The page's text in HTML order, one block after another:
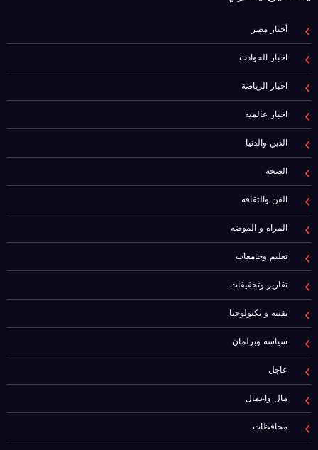
أخبار مصر
اخبار الحوادث
اخبار الرياضة
اخبار عالميه
الدين والدنيا
الصحة
الفن والثقافه
المراه و الموضه
تعليم وجامعات
تقارير وتحقيقات
تقنية و تكنولوجيا
سياسه وبرلمان
عاجل
مال واعمال
محافظات